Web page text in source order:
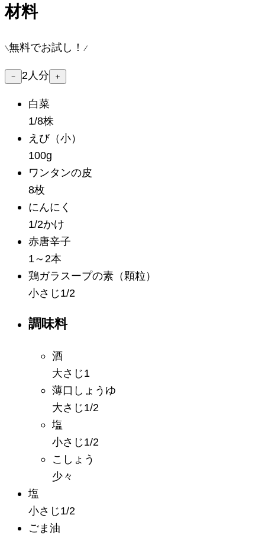
材料
無料でお試し！
－ 2人分 ＋
白菜
1/8株
えび（小）
100g
ワンタンの皮
8枚
にんにく
1/2かけ
赤唐辛子
1～2本
鶏ガラスープの素 （顆粒）
小さじ1/2
調味料
酒
大さじ1
薄口しょうゆ
大さじ1/2
塩
小さじ1/2
こしょう
少々
塩
小さじ1/2
ごま油